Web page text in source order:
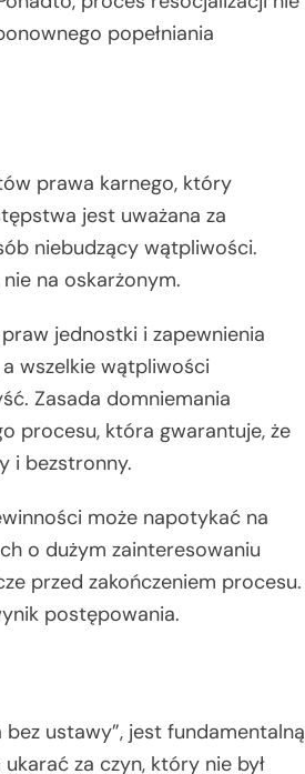
popełniania
prawa karnego, który
jest uważana za
niebudzący wątpliwości.
na oskarżonym.
jednostki i zapewnienia
wszelkie wątpliwości
Zasada domniemania
procesu, która gwarantuje, że
i bezstronny.
może napotykać na
o dużym zainteresowaniu
przed zakończeniem procesu.
postępowania.
ustawy”, jest fundamentalną
za czyn, który nie był